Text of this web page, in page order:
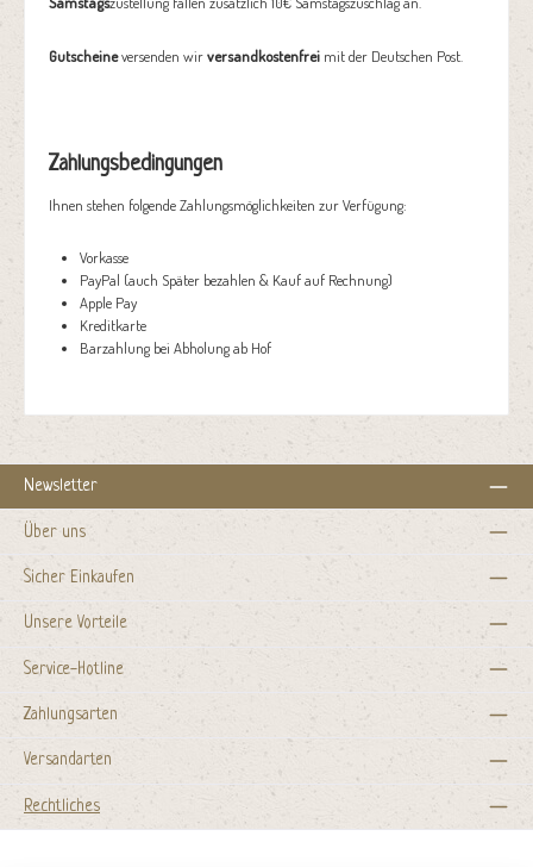
Gutscheineversenden wirversandkostenfrei mit der Deutschen Post.
Zahlungsbedingungen
Ihnen stehen folgende Zahlungsmöglichkeiten zur Verfügung:
Vorkasse
PayPal (auch Später bezahlen & Kauf auf Rechnung)
Apple Pay
Kreditkarte
Barzahlung bei Abholung ab Hof
Newsletter
Über uns
Sicher Einkaufen
Unsere Vorteile
Service-Hotline
Zahlungsarten
Versandarten
Rechtliches